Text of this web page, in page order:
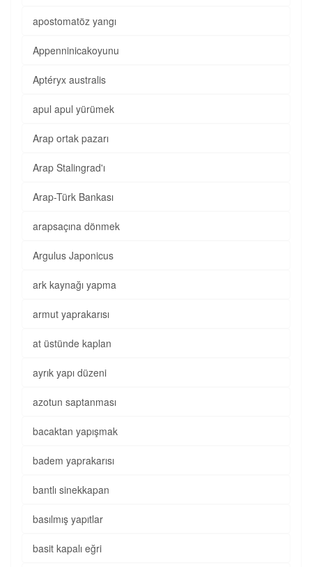
apostomatöz yangı
Appenninicakoyunu
Aptéryx australis
apul apul yürümek
Arap ortak pazarı
Arap Stalingrad'ı
Arap-Türk Bankası
arapsaçına dönmek
Argulus Japonicus
ark kaynağı yapma
armut yaprakarısı
at üstünde kaplan
ayrık yapı düzeni
azotun saptanması
bacaktan yapışmak
badem yaprakarısı
bantlı sinekkapan
basılmış yapıtlar
basit kapalı eğri